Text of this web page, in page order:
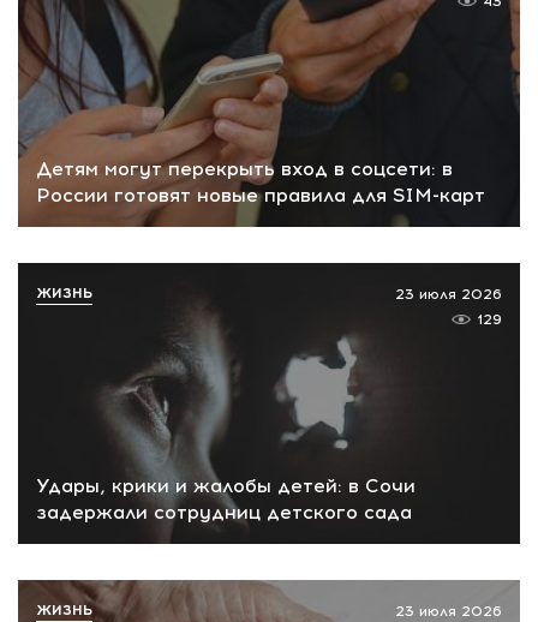
Детям могут перекрыть вход в соцсети: в
России готовят новые правила для SIM-карт
Удары, крики и жалобы детей: в Сочи
задержали сотрудниц детского сада
23 июля 2026
129
ЖИЗНЬ
23 июля 2026
ЖИЗНЬ